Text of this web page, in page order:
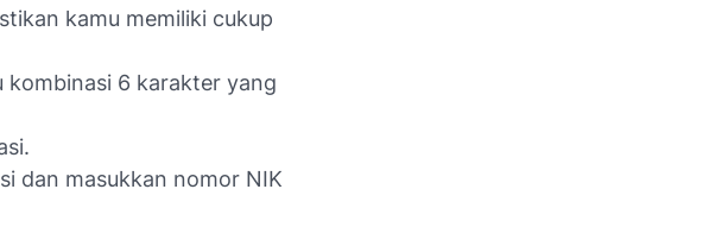
kamu memiliki cukup
kombinasi 6 karakter yang
dan masukkan nomor NIK